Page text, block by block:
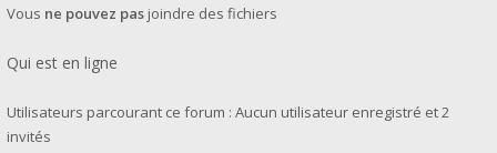
Vous ne pouvez pas joindre des fichiers
Qui est en ligne
Utilisateurs parcourant ce forum : Aucun utilisateur enregistré et 2
invités